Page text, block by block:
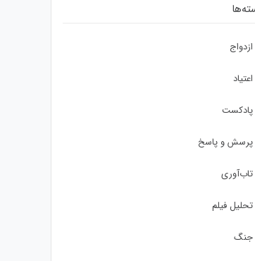
ازدواج
اعتیاد
پادکست
پرسش و پاسخ
تاب‌آوری
تحلیل فیلم
جنگ